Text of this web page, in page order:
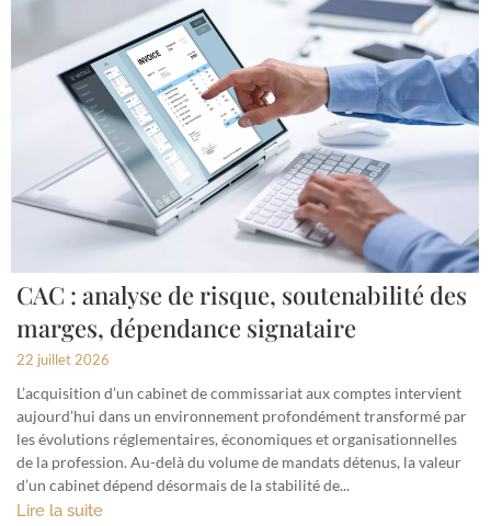
CAC : analyse de risque, soutenabilité des
marges, dépendance signataire
22 juillet 2026
L’acquisition d’un cabinet de commissariat aux comptes intervient
aujourd’hui dans un environnement profondément transformé par
les évolutions réglementaires, économiques et organisationnelles
de la profession. Au-delà du volume de mandats détenus, la valeur
d’un cabinet dépend désormais de la stabilité de...
Lire la suite